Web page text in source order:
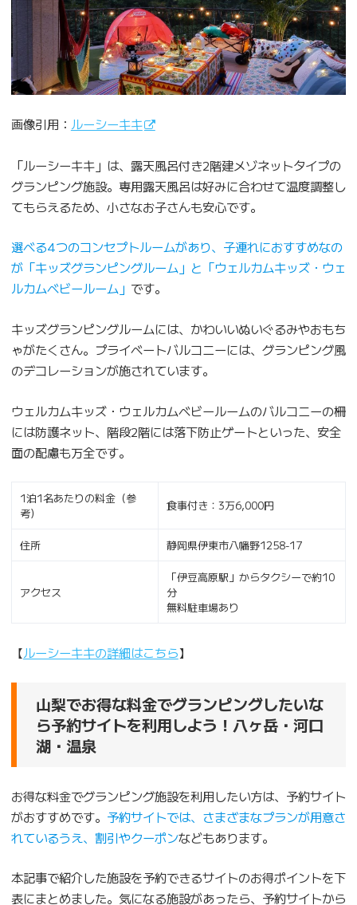
画像引用： ルーシーキキ
「ルーシーキキ」は、露天風呂付き2階建メゾネットタイプの
グランピング施設。専用露天風呂は好みに合わせて温度調整し
てもらえるため、小さなお子さんも安心です。
選べる4つのコンセプトルームがあり、子連れにおすすめなの
が「キッズグランピングルーム」と「ウェルカムキッズ・ウェ
ルカムベビールーム」 です。
キッズグランピングルームには、かわいいぬいぐるみやおもち
ゃがたくさん。プライベートバルコニーには、グランピング風
のデコレーションが施されています。
ウェルカムキッズ・ウェルカムベビールームのバルコニーの柵
には防護ネット、階段2階には落下防止ゲートといった、安全
面の配慮も万全です。
1泊1名あたりの料金（参
考）
食事付き：3万6,000円
住所 静岡県伊東市八幡野1258-17
アクセス
「伊豆高原駅」からタクシーで約10
分
無料駐車場あり
【ルーシーキキの詳細はこちら】
山梨でお得な料金でグランピングしたいな
ら予約サイトを利用しよう！八ヶ岳・河口
湖・温泉
お得な料金でグランピング施設を利用したい方は、予約サイト
がおすすめです。 予約サイトでは、さまざまなプランが用意さ
れているうえ、割引やクーポンなどもあります。
本記事で紹介した施設を予約できるサイトのお得ポイントを下
表にまとめました。気になる施設があったら、予約サイトから